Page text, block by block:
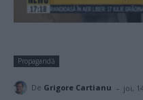
Propagandă
De Grigore Cartianu - joi,